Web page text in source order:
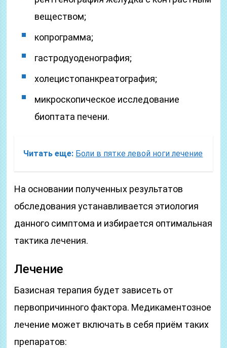
веществом;
копрограмма;
гастродуоденография;
холецистопанкреатография;
микроскопическое исследование
биоптата печени.
Читать еще: Боли в пятке левой ноги лечение
На основании полученных результатов
обследования устанавливается этиология
данного симптома и избирается оптимальная
тактика лечения.
Лечение
Базисная терапия будет зависеть от
первопричинного фактора. Медикаментозное
лечение может включать в себя приём таких
препаратов: